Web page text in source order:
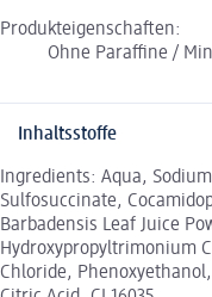
Produkteigenschaften:
Ohne Paraffine /
Inhaltsstoffe
Ingredients: Aqua,
Sulfosuccinate,
Barbadensis Leaf Juice
Hydroxypropyltrimonium
Chloride,